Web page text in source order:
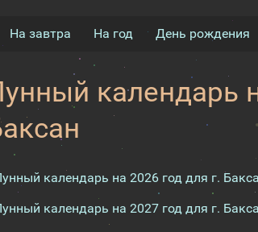
На завтра На год День рождения
календарь
календарь на 2026 год для г.
календарь на 2027 год для г.